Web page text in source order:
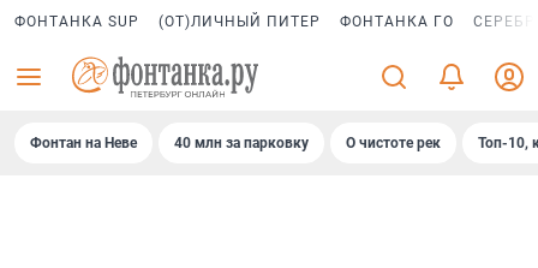
ФОНТАНКА SUP (ОТ)ЛИЧНЫЙ ПИТЕР ФОНТАНКА ГО
Фонтан на Неве 40 млн за парковку О чистоте рек Топ-10,